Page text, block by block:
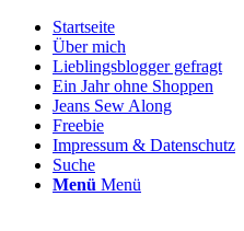
Startseite
Über mich
Lieblingsblogger gefragt
Ein Jahr ohne Shoppen
Jeans Sew Along
Freebie
Impressum & Datenschutz
Suche
Menü Menü